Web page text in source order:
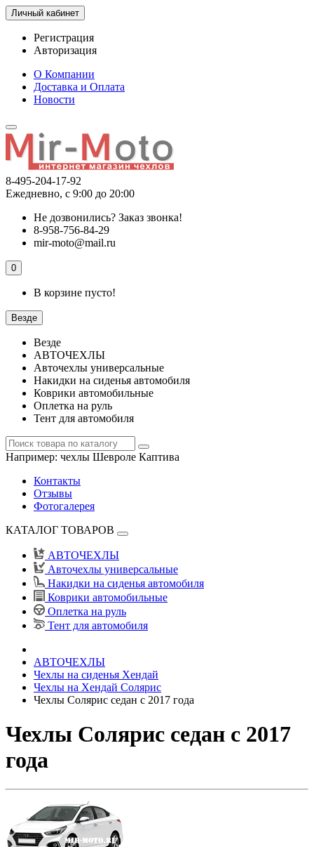
Личный кабинет
Регистрация
Авторизация
О Компании
Доставка и Оплата
Новости
8-495-204-17-92
Ежедневно, с 9:00 до 20:00
Не дозвонились? Заказ звонка!
8-958-756-84-29
mir-moto@mail.ru
0
В корзине пусто!
Везде
Везде
АВТОЧЕХЛЫ
Авточехлы универсальные
Накидки на сиденья автомобиля
Коврики автомобильные
Оплетка на руль
Тент для автомобиля
Например: чехлы Шевроле Каптива
Контакты
Отзывы
Фотогалерея
КАТАЛОГ ТОВАРОВ
АВТОЧЕХЛЫ
Авточехлы универсальные
Накидки на сиденья автомобиля
Коврики автомобильные
Оплетка на руль
Тент для автомобиля
АВТОЧЕХЛЫ
Чехлы на сиденья Хендай
Чехлы на Хендай Солярис
Чехлы Солярис седан с 2017 года
Чехлы Солярис седан с 2017
года